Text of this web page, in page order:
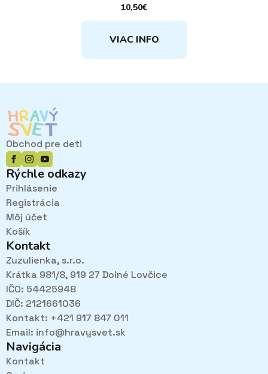
10,50€
VIAC INFO
Obchod pre deti
Rýchle odkazy
Prihlásenie
Registrácia
Môj účet
Košík
Kontakt
Zuzulienka, s.r.o.
Krátka 981/8, 919 27 Dolné Lovčice
IČO: 54425948
DIČ: 2121661036
Kontakt: +421 917 847 011
Email: info@hravysvet.sk
Navigácia
Kontakt